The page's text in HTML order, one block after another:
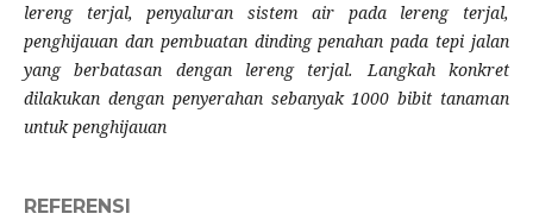
lereng terjal, penyaluran sistem air pada lereng terjal,
penghijauan dan pembuatan dinding penahan pada tepi jalan
yang berbatasan dengan lereng terjal. Langkah konkret
dilakukan dengan penyerahan sebanyak 1000 bibit tanaman
untuk penghijauan
REFERENSI